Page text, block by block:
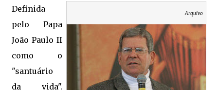
Arquivo
Definida
pelo Papa
João Paulo II
como o
"santuário
da vida".